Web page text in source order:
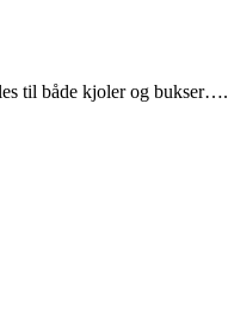
til både kjoler og bukser….